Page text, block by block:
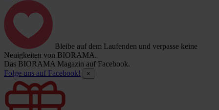
Bleibe auf dem Laufenden und verpasse keine
Neuigkeiten von BIORAMA.
Das BIORAMA Magazin auf Facebook.
Folge uns auf Facebook!
×